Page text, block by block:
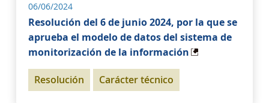
06/06/2024
Resolución del 6 de junio 2024, por la que se
aprueba el modelo de datos del sistema de
monitorización de la información
Resolución Carácter técnico